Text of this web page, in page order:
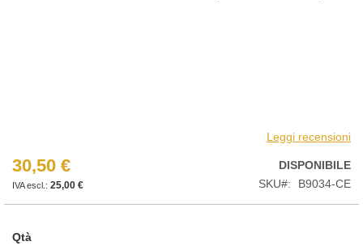
Leggi recensioni
30,50 €
25,00 €
DISPONIBILE
SKU
B9034-CE
Qtà